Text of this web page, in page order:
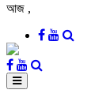
আজ ,